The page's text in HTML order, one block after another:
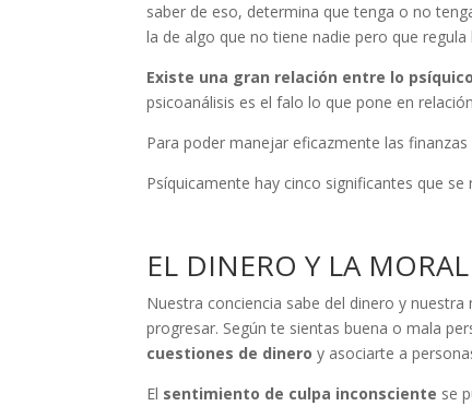
saber de eso, determina que tenga o no
la de algo que no tiene nadie pero que
Existe una gran relación entre lo
psicoanálisis es el falo lo que pone en
Para poder manejar eficazmente las
Psíquicamente hay cinco significantes que
EL DINERO Y LA MORAL
Nuestra conciencia sabe del dinero y
progresar. Según te sientas buena o mala
cuestiones de dinero y asociarte a
El sentimiento de culpa inconsciente se